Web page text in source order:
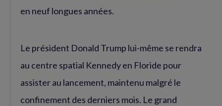
en neuf longues années.
Le président Donald Trump lui-même se rendra
au centre spatial Kennedy en Floride pour
assister au lancement, maintenu malgré le
confinement des derniers mois. Le grand